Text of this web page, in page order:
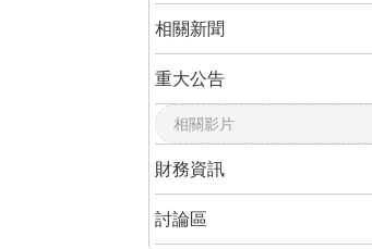
相關新聞
重大公告
相關影片
財務資訊
討論區